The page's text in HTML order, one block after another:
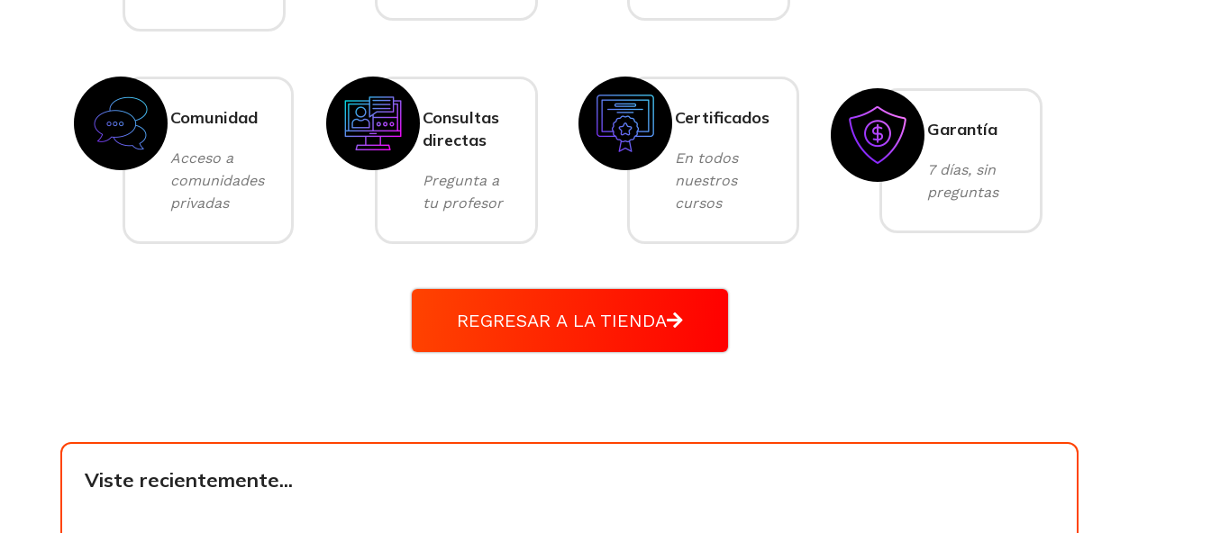
Comunidad
Acceso a
comunidades
privadas
Consultas
directas
Pregunta a
tu profesor
Certificados
En todos
nuestros
cursos
Garantía
7 días, sin
preguntas
REGRESAR A LA TIENDA
Viste recientemente...